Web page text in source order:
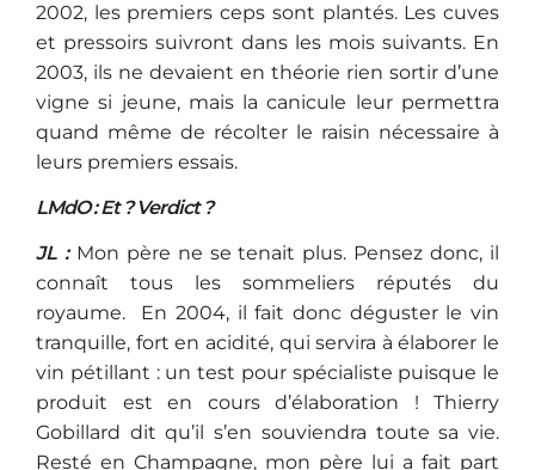
2002, les premiers ceps sont plantés. Les cuves
et pressoirs suivront dans les mois suivants. En
2003, ils ne devaient en théorie rien sortir d’une
vigne si jeune, mais la canicule leur permettra
quand même de récolter le raisin nécessaire à
leurs premiers essais.
LMdO : Et ? Verdict ?
JL :Mon père ne se tenait plus. Pensez donc, il
connaît tous les sommeliers réputés du
royaume. En 2004, il fait donc déguster le vin
tranquille, fort en acidité, qui servira à élaborer le
vin pétillant : un test pour spécialiste puisque le
produit est en cours d’élaboration ! Thierry
Gobillard dit qu’il s’en souviendra toute sa vie.
Resté en Champagne, mon père lui a fait part